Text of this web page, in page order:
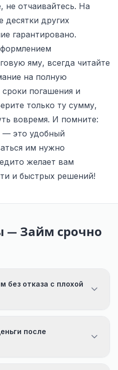
не отчаивайтесь. На
десятки других
гарантировано.
яму, всегда читайте
на полную
погашения и
только ту сумму,
вовремя. И помните:
— это удобный
им нужно
желает вам
и быстрых решений!
— Займ срочно
без отказа с плохой
после